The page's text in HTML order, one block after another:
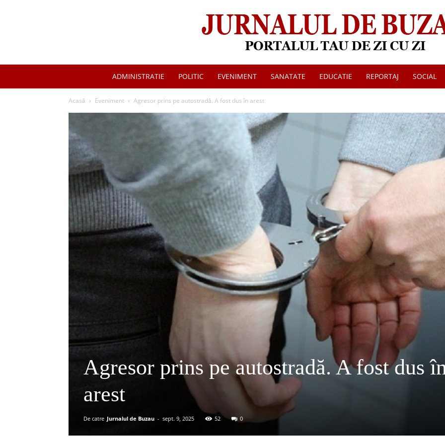
Jurnalul
de
Buzau
ADMINISTRATIE POLITIC EVENIMENT SANATATE EDUCATIE REPORTAJ SOCIAL
Acasă Eveniment Agresor prins pe autostradă. A fost dus în arest
Agresor prins pe autostradă. A fost dus
arest
De catre Jurnalul de Buzau - sept. 9, 2025 52 0